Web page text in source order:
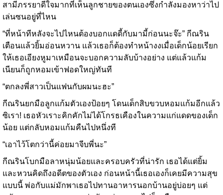
สามีภรรยาดีใจมากที่เห็นลูกชายของตนเองซึ่งกำลังมองหาว่าไป
เล่นซนอยู่ที่ไหน
“ที่หน้าทีหลังจะไปไหนต้องบอกแดดี้กับมามี้ก่อนนะจ๊ะ” กีณริน
เตือนแล้วยิ้มอ่อนหวาน แล้วเธอก็ต้องทำหน้างงเมื่อเด็กน้อยเรียก
ให้เธอเอียงหูมาเหมือนจะบอกความลับบ้างอย่าง แต่แล้วแก้ม
เนียนก็ถูกหอมเข้าฟอดใหญ่ทันที
“ตกลงพี่สาวเป็นแฟนกับผมนะฮะ”
กีณรินยกมือลูกแก้มตัวเองป้อยๆ โดนเด็กสิบขวบหอมแก้มอีกแล้ว
ซิเรา! เธอหัวเราะคิกคักไม่ได้โกรธเคืองในความแก่แดดของเด็ก
น้อย แต่กลับหอมแก้มคืนไปหนึ่งที
“เอาไว้โตกว่านี้ค่อยมาจีบพี่นะ”
กีณรินโบกมือลาหนุ่มน้อยและครอบครัวที่น่ารัก เธอได้แต่ยิ้ม
และหวนคิดถึงอดีตของตัวเอง ก่อนหน้านี้เธอเองก็เคยมีความสุข
แบบนี้ พ่อกับแม่มักพาเธอไปทานอาหารนอกบ้านอยู่บ่อยๆ แต่